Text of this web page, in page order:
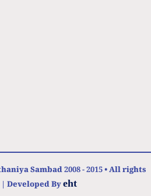
Sambad 2008 - 2015 • All rights
Developed Byeht